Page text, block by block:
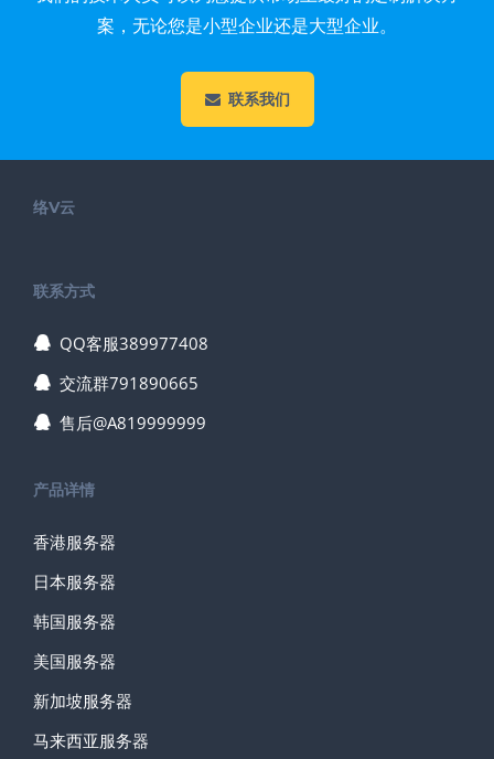
案，无论您是小型企业还是大型企业。
联系我们
络V云
联系方式
QQ客服389977408
交流群791890665
售后@A819999999
产品详情
香港服务器
日本服务器
韩国服务器
美国服务器
新加坡服务器
马来西亚服务器